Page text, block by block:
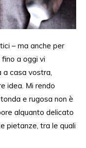
– ma anche per
fino a oggi vi
a casa vostra,
idea. Mi rendo
e rugosa non è
alquanto delicato
pietanze , tra le quali